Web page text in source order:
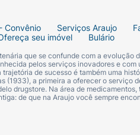
Convênio Serviços Araujo
seu imóvel Bulário
que se confunde com a evolução
pelos serviços inovadores e com
de sucesso é também uma
(1933), a primeira a oferecer o serviço
drugstore. Na área de medicamentos,
de que na Araujo você sempre